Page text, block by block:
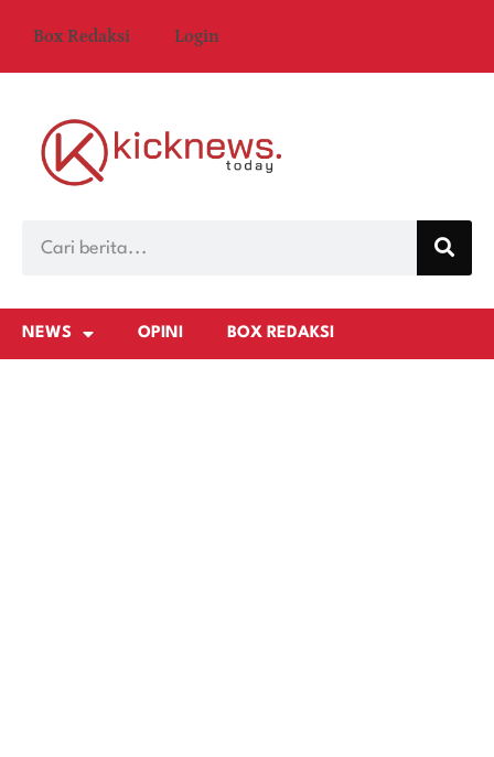
Box Redaksi Login
NEWS OPINI BOX REDAKSI